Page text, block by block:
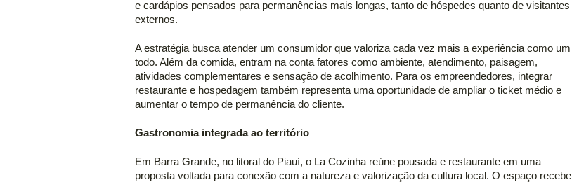
e cardápios pensados para permanências mais longas, tanto de hóspedes quanto de visitantes
externos.
A estratégia busca atender um consumidor que valoriza cada vez mais a experiência como um
todo. Além da comida, entram na conta fatores como ambiente, atendimento, paisagem,
atividades complementares e sensação de acolhimento. Para os empreendedores, integrar
restaurante e hospedagem também representa uma oportunidade de ampliar o ticket médio e
aumentar o tempo de permanência do cliente.
Gastronomia integrada ao território
Em Barra Grande, no litoral do Piauí, o La Cozinha reúne pousada e restaurante em uma
proposta voltada para conexão com a natureza e valorização da cultura local. O espaço recebe